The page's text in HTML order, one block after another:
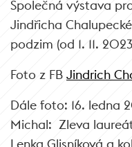
Společná výstava
Jindřicha
podzim (od 1. 11.
Foto z FB Jindrich
Dále foto: 16. ledna
Michal: Zleva